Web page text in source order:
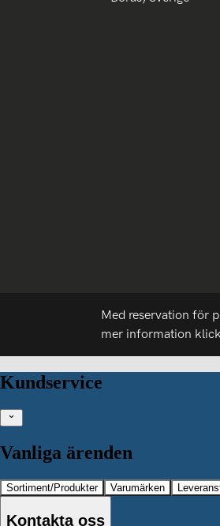
Med reservation för
mer information